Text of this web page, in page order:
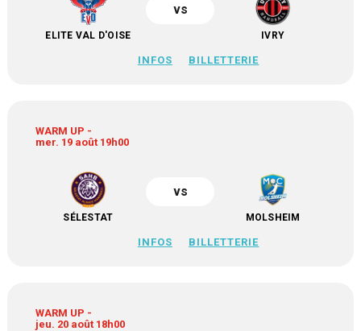
ELITE VAL D'OISE
vs
IVRY
INFOS BILLETTERIE
WARM UP -
mer. 19 août 19h00
SÉLESTAT
vs
MOLSHEIM
INFOS BILLETTERIE
WARM UP -
jeu. 20 août 18h00